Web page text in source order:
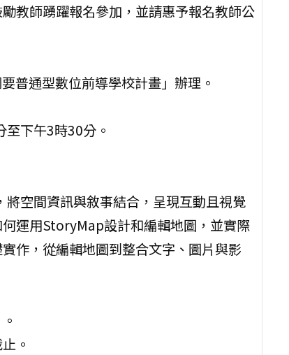
教師踴躍報名參加，並請惠予報名教師公
普通型數位前導學校計畫」辦理。
下午3時30分。
空間資訊與敘事結合，呈現互動且視覺
運用StoryMap設計和編輯地圖，並實際
作，從編輯地圖到整合文字、圖片與影
。